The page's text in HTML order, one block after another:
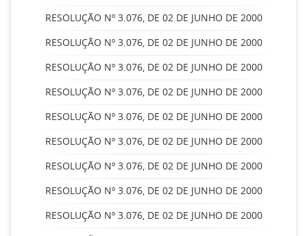
RESOLUÇÃO Nº 3.076, DE 02 DE JUNHO DE 2000
RESOLUÇÃO Nº 3.076, DE 02 DE JUNHO DE 2000
RESOLUÇÃO Nº 3.076, DE 02 DE JUNHO DE 2000
RESOLUÇÃO Nº 3.076, DE 02 DE JUNHO DE 2000
RESOLUÇÃO Nº 3.076, DE 02 DE JUNHO DE 2000
RESOLUÇÃO Nº 3.076, DE 02 DE JUNHO DE 2000
RESOLUÇÃO Nº 3.076, DE 02 DE JUNHO DE 2000
RESOLUÇÃO Nº 3.076, DE 02 DE JUNHO DE 2000
RESOLUÇÃO Nº 3.076, DE 02 DE JUNHO DE 2000